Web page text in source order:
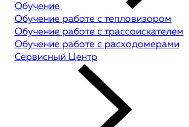
Обучение
Обучение работе с тепловизором
Обучение работе с трассоискателем
Обучение работе с расходомерами
Сервисный Центр